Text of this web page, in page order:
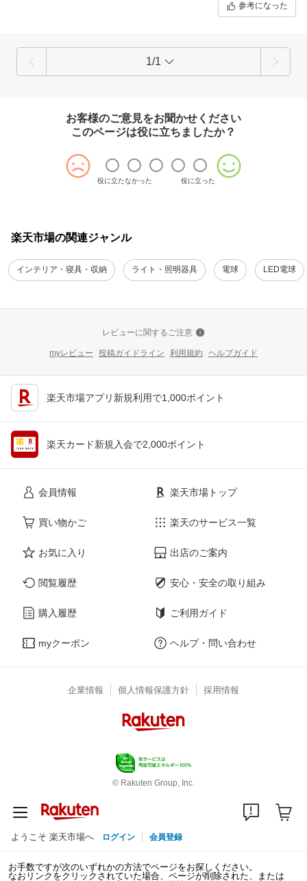
参考になった
1/1
お客様のご意見をお聞かせください
このページは役に立ちましたか？
役に立たなかった 役に立った
楽天市場の関連ジャンル
インテリア・寝具・収納 ライト・照明器具 電球 LED電球
レビューに関するご注意
myレビュー 投稿ガイドライン 利用規約 ヘルプガイド
楽天市場アプリ新規利用で1,000ポイント
楽天カード新規入会で2,000ポイント
会員情報
買い物かご
お気に入り
閲覧履歴
購入履歴
myクーポン
楽天市場トップ
楽天のサービス一覧
出店のご案内
安心・安全の取り組み
ご利用ガイド
ヘルプ・問い合わせ
企業情報 個人情報保護方針 採用情報
© Rakuten Group, Inc.
ようこそ 楽天市場へ ログイン 会員登録
お手数ですが次のいずれかの方法でページをお探しください。
なおリンクをクリックされていた場合、ページが削除された、または